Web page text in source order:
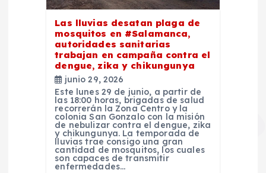
Las lluvias desatan plaga de
mosquitos en #Salamanca,
autoridades sanitarias
trabajan en campaña contra el
dengue, zika y chikungunya
junio 29, 2026
Este lunes 29 de junio, a partir de
las 18:00 horas, brigadas de salud
recorrerán la Zona Centro y la
colonia San Gonzalo con la misión
de nebulizar contra el dengue, zika
y chikungunya. La temporada de
lluvias trae consigo una gran
cantidad de mosquitos, los cuales
son capaces de transmitir
enfermedades…